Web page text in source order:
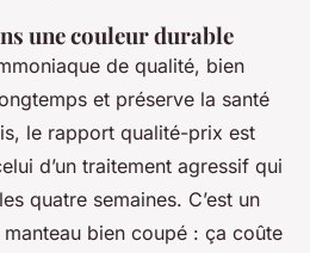
une couleur durable
de qualité, bien
et préserve la santé
le rapport qualité-prix est
d’un traitement agressif qui
quatre semaines. C’est un
bien coupé : ça coûte